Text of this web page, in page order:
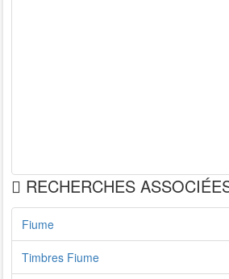
RECHERCHES
Fiume
Timbres Fiume